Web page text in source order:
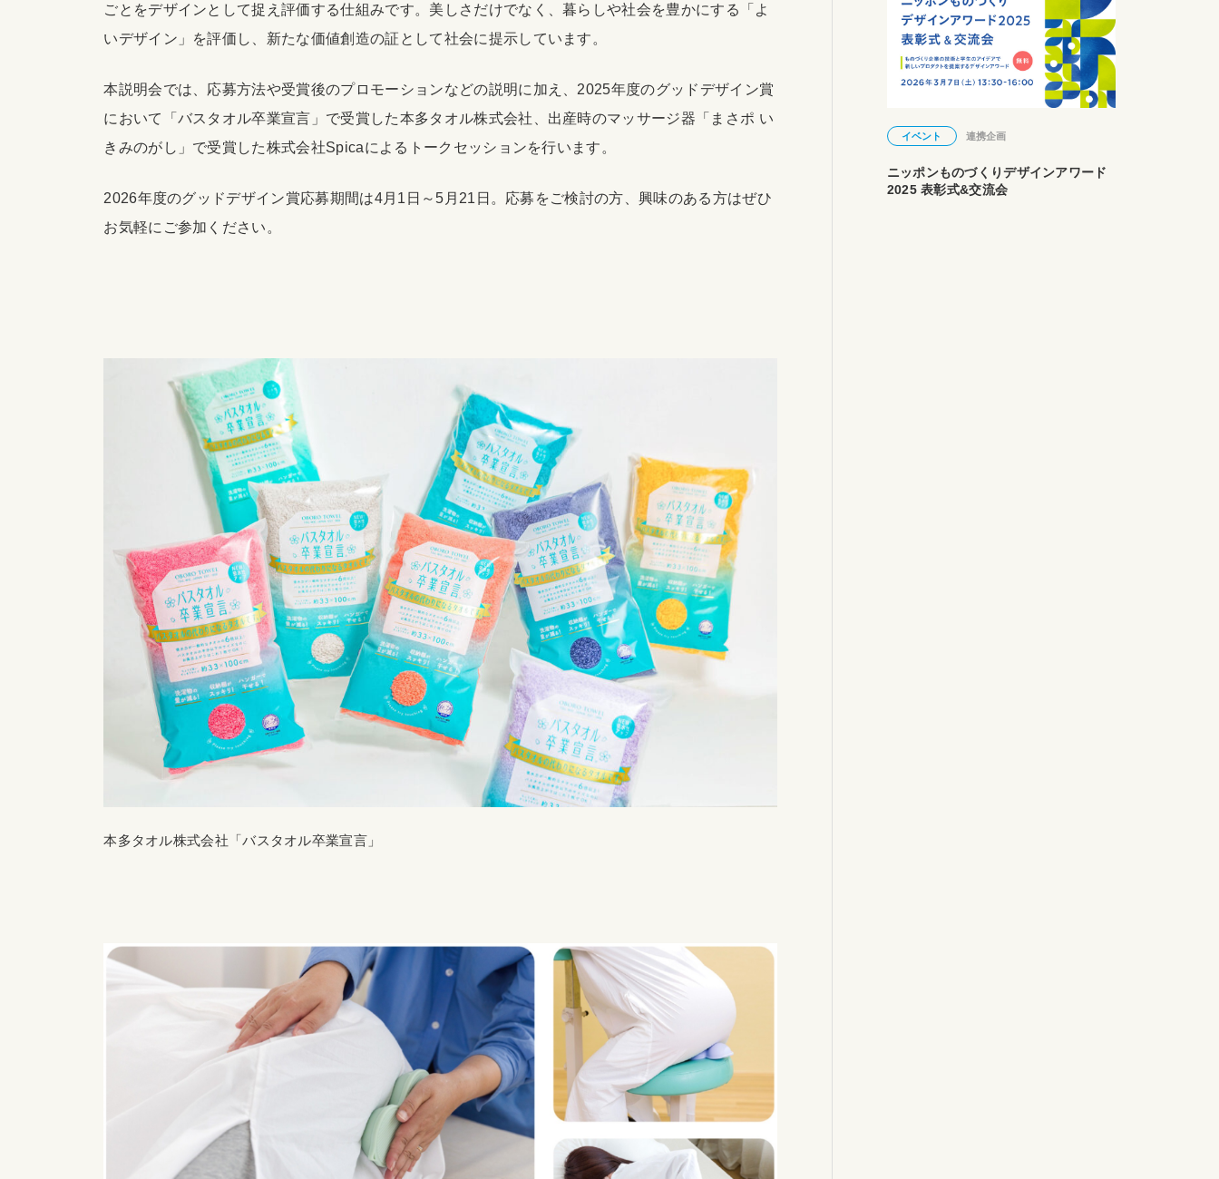
ごとをデザインとして捉え評価する仕組みです。美しさだけでなく、暮らしや社会を豊かにする「よ
いデザイン」を評価し、新たな価値創造の証として社会に提示しています。
本説明会では、応募方法や受賞後のプロモーションなどの説明に加え、2025年度のグッドデザイン賞
において「バスタオル卒業宣言」で受賞した本多タオル株式会社、出産時のマッサージ器「まさポ い
きみのがし」で受賞した株式会社Spicaによるトークセッションを行います。
2026年度のグッドデザイン賞応募期間は4月1日～5月21日。応募をご検討の方、興味のある方はぜひ
お気軽にご参加ください。
本多タオル株式会社「バスタオル卒業宣言」
イベント 連携企画
ニッポンものづくりデザインアワード
2025 表彰式&交流会